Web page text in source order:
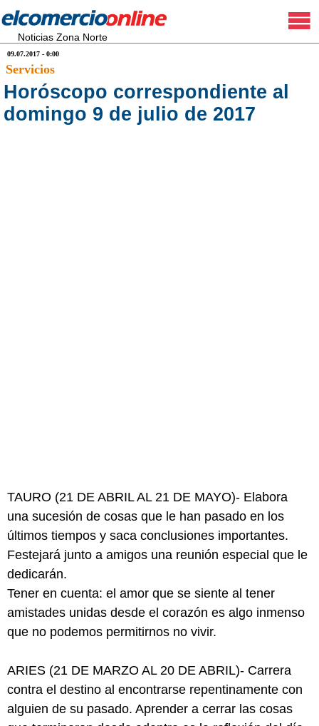
Noticias Zona Norte
09.07.2017 - 0:00
Servicios
Horóscopo correspondiente al
domingo 9 de julio de 2017
TAURO (21 DE ABRIL AL 21 DE MAYO)- Elabora
una sucesión de cosas que le han pasado en los
últimos tiempos y saca conclusiones importantes.
Festejará junto a amigos una reunión especial que le
dedicarán.
Tener en cuenta: el amor que se siente al tener
amistades unidas desde el corazón es algo inmenso
que no podemos permitirnos no vivir.
ARIES (21 DE MARZO AL 20 DE ABRIL)- Carrera
contra el destino al encontrarse repentinamente con
alguien de su pasado. Aprender a cerrar las cosas